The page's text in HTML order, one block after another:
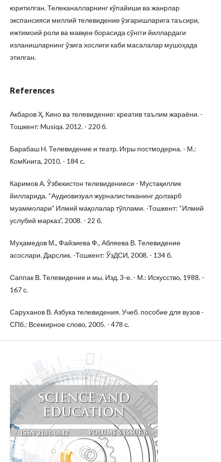
юритилган. Телеканалларнинг кўпайиши ва жанрлар
экспансияси миллий телевидение ўзгаришларига таъсири,
ижтимоий роли ва мавқеи борасида сўнгги йиллардаги
изланишларнинг ўзига хослиги каби масалалар мушоҳада
этилган.
References
Акбаров Ҳ. Кино ва телевидение: креатив таълим жараёни. -
Тошкент: Musiqa. 2012. - 220 б.
Барабаш H. Телевидение и театр. Игры постмодерна. - М.:
КомКнига, 2010. - 184 с.
Каримов А. Ўзбекистон телевидениеси - Мустақиллик
йилларида. “Аудиовизуал журналистиканинг долзарб
муаммолари” Илмий мақолалар тўплами. -Тошкент: “Илмий
услубий марказ”, 2008. - 22 б.
Муҳамедов М., Файзиева Ф., Абляева В. Телевидение
асослари. Дарслик. -Тошкент: ЎзДСИ, 2008. - 134 б.
Саппак В. Телевидение и мы. Изд. 3-е. - М.: Искусство, 1988. -
167 с.
Саруханов В. Азбука телевидения. Учеб. пособие для вузов -
СПб.: Всемирное слово, 2005. - 478 с.